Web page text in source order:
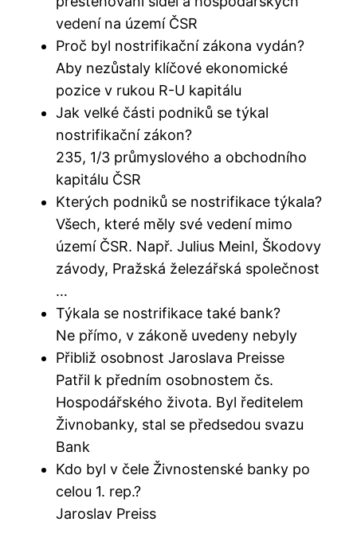
vedení na území ČSR
Proč byl nostrifikační zákona vydán?
Aby nezůstaly klíčové ekonomické
pozice v rukou R-U kapitálu
Jak velké části podniků se týkal
nostrifikační zákon?
235, 1/3 průmyslového a obchodního
kapitálu ČSR
Kterých podniků se nostrifikace týkala?
Všech, které měly své vedení mimo
území ČSR. Např. Julius Meinl, Škodovy
závody, Pražská železářská společnost
…
Týkala se nostrifikace také bank?
Ne přímo, v zákoně uvedeny nebyly
Přibliž osobnost Jaroslava Preisse
Patřil k předním osobnostem čs.
Hospodářského života. Byl ředitelem
Živnobanky, stal se předsedou svazu
Bank
Kdo byl v čele Živnostenské banky po
celou 1. rep.?
Jaroslav Preiss